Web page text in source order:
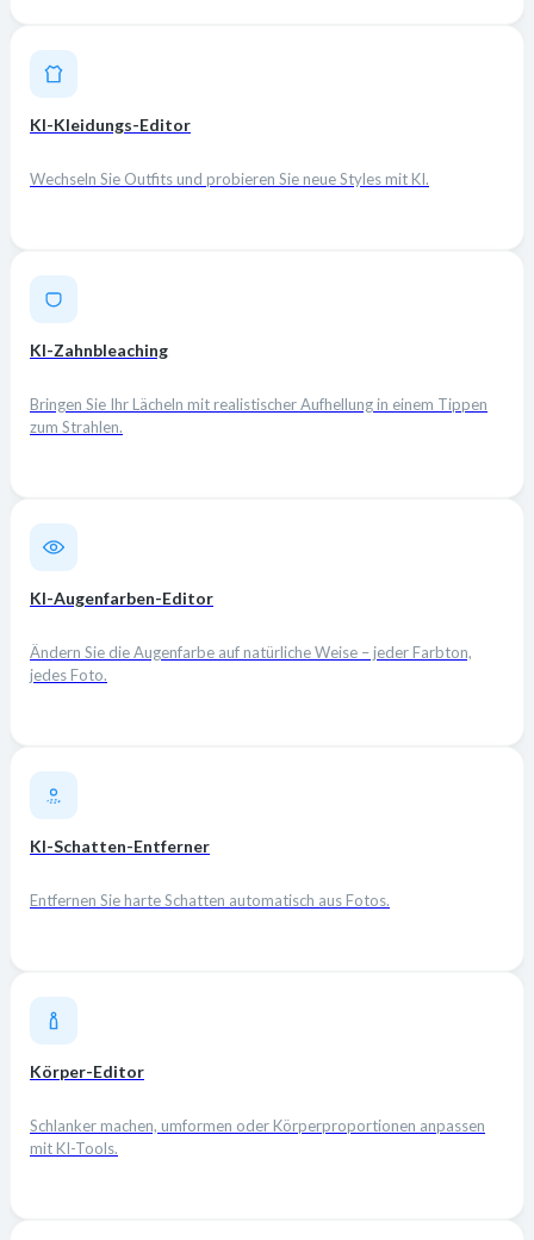
KI-Kleidungs-Editor
Wechseln Sie Outfits und probieren Sie neue Styles mit KI.
KI-Zahnbleaching
Bringen Sie Ihr Lächeln mit realistischer Aufhellung in einem Tippen
zum Strahlen.
KI-Augenfarben-Editor
Ändern Sie die Augenfarbe auf natürliche Weise – jeder Farbton,
jedes Foto.
KI-Schatten-Entferner
Entfernen Sie harte Schatten automatisch aus Fotos.
Körper-Editor
Schlanker machen, umformen oder Körperproportionen anpassen
mit KI-Tools.